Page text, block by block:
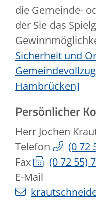
die Gemeinde-
der Sie das
Sicherheit und
Hambrücken]
Persönlicher
Herr Jochen
Telefon
(072
Fax
(072 55)
E-Mail